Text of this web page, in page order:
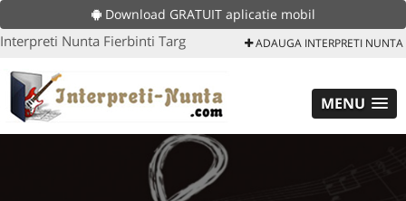
Download GRATUIT aplicatie mobil
Interpreti Nunta Fierbinti Targ ADAUGA INTERPRETI NUNTA
MENU